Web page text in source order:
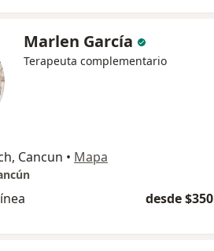
Marlen García
Terapeuta complementario
Cancun • Mapa
desde $350